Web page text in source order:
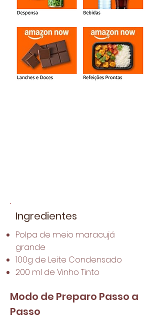
Ingredientes
Polpa de meio maracujá
grande
100g de Leite Condensado
200 ml de Vinho Tinto
Modo de Preparo Passo a
Passo